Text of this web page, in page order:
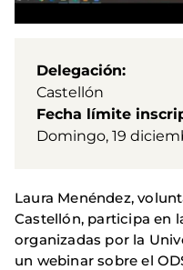
Delegación
Castellón
Fecha límite
Domingo, 19
Laura Menéndez,
Castellón, participa en
organizadas por la
un webinar sobre el